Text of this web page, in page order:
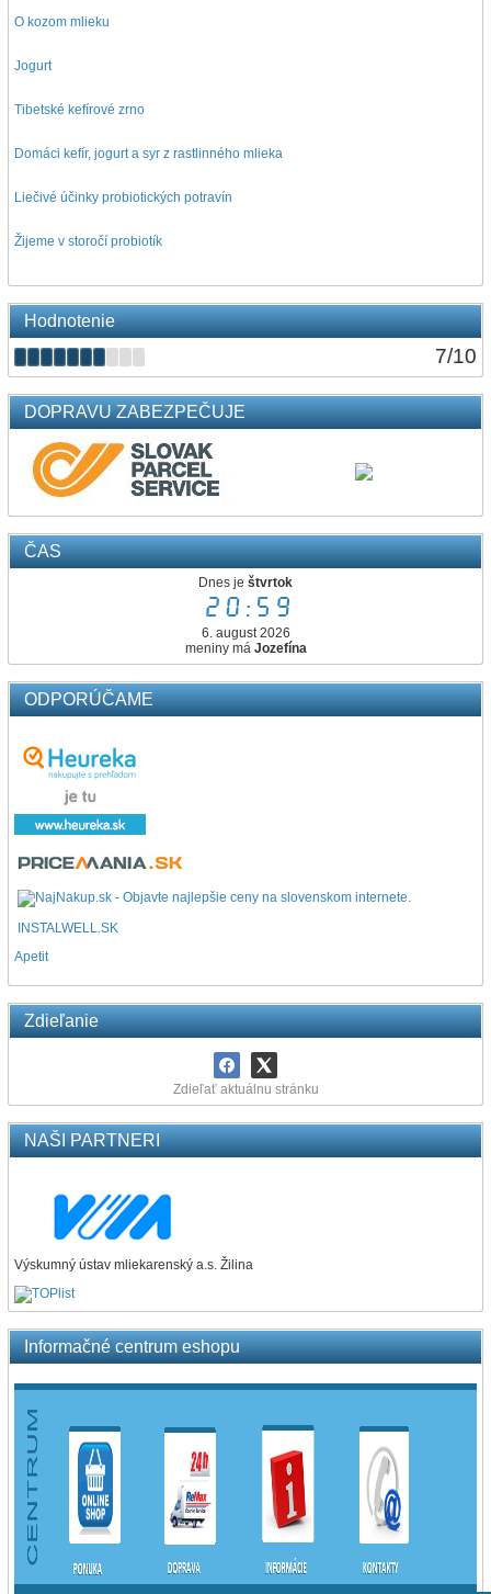
O kozom mlieku
Jogurt
Tibetské kefírové zrno
Domáci kefír, jogurt a syr z rastlinného mlieka
Liečivé účinky probiotických potravín
Žijeme v storočí probiotík
Hodnotenie
7/10
DOPRAVU ZABEZPEČUJE
ČAS
Dnes je štvrtok
20:59
6. august 2026
meniny má Jozefína
ODPORÚČAME
INSTALWELL.SK
Apetit
Zdieľanie
Zdieľať aktuálnu stránku
NAŠI PARTNERI
Výskumný ústav mliekarenský a.s. Žilina
Informačné centrum eshopu